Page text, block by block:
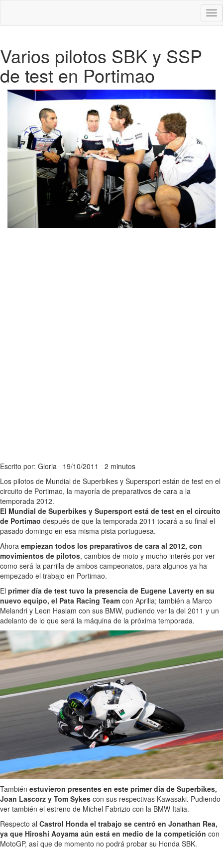
Varios pilotos SBK y SSP
de test en Portimao
Escrito por: Gloria 19/10/2011 2 minutos
Los pilotos de Mundial de Superbikes y Supersport están de test en el
circuito de Portimao, la mayoría de preparativos de cara a la
temporada 2012.
El Mundial de Superbikes y Supersport está de test en el circuito
de Portimao después de que la temporada 2011 tocará a su final el
pasado domingo en esa misma pista portuguesa.
Ahora empiezan todos los preparativos de cara al 2012, con
movimientos de pilotos, cambios de moto y mucho interés por ver
como será la parrilla de ambos campeonatos, para algunos ya ha
empezado el trabajo en Portimao.
El primer día de test tuvo la presencia de Eugene Laverty en su
nuevo equipo, el Pata Racing Team con Aprilia; también a Marco
Melandri y Leon Haslam con sus BMW, pudiendo ver la del 2011 y un
adelanto de lo que será la máquina de la próxima temporada.
También estuvieron presentes en este primer día de Superbikes,
Joan Lascorz y Tom Sykes con sus respectivas Kawasaki. Pudiendo
ver también el estreno de Michel Fabrizio con la BMW Italia.
Respecto al Castrol Honda el trabajo se centró en Jonathan Rea,
ya que Hiroshi Aoyama aún está en medio de la competición con
MotoGP, así que de momento no podrá probar su Honda SBK.